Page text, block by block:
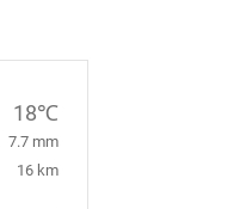
18℃
7.7 mm
16 km